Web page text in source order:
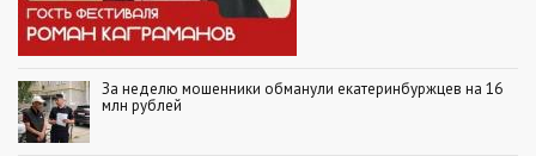
За неделю мошенники обманули екатеринбуржцев на 16
млн рублей